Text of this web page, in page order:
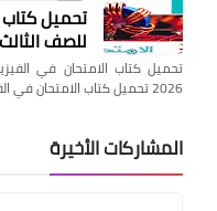
تحميل كتاب
للصف الثالث
2026 تحميل كتاب الامتحان في الفيزياء للصف الثالث الثانوي 2…
المشاركات الأخيرة